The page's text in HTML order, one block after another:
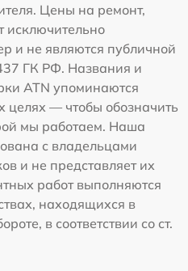
Цены на ремонт,
исключительно
и не являются публичной
ГК РФ. Названия и
ATN упоминаются
— чтобы обозначить
мы работаем. Наша
с владельцами
и не представляет их
работ выполняются
находящихся в
в соответствии со ст.